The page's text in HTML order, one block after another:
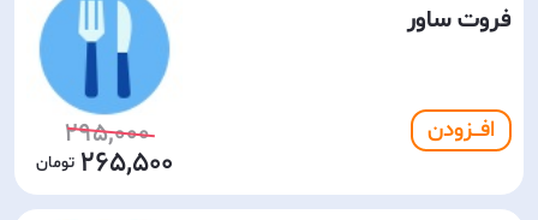
فروت ساور
افـــزودن 295,000
265,500